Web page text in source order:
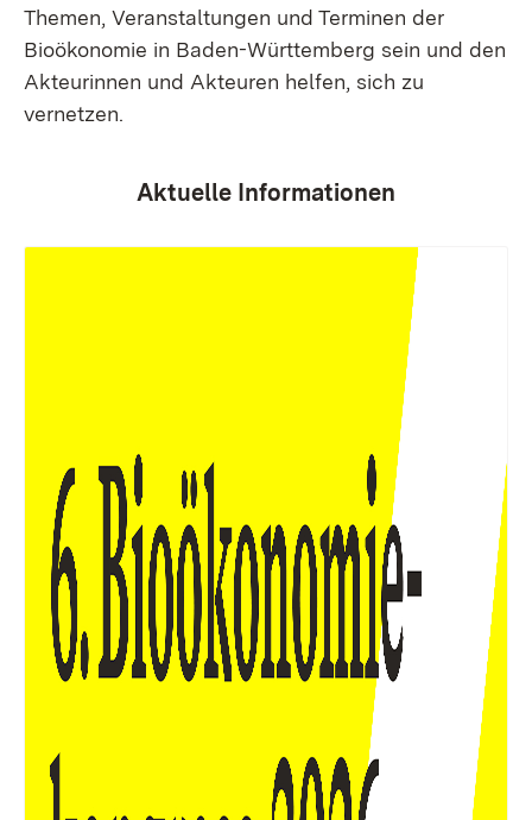
Themen, Veranstaltungen und Terminen der
Bioökonomie in Baden-Württemberg sein und den
Akteurinnen und Akteuren helfen, sich zu
vernetzen.
Aktuelle Informationen